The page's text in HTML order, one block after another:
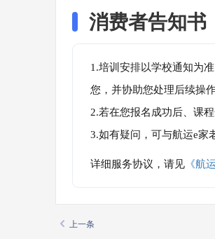
消费者告知书
1.培训安排以学校通知为
您，并协助您处理后续操
2.若在您报名成功后、课
3.如有疑问，可与航运e家
详细服务协议，请见 《航
上一条